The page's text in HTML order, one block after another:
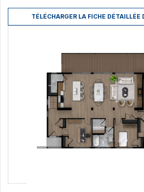
TÉLÉCHARGER LA FICHE DÉTAILLÉE